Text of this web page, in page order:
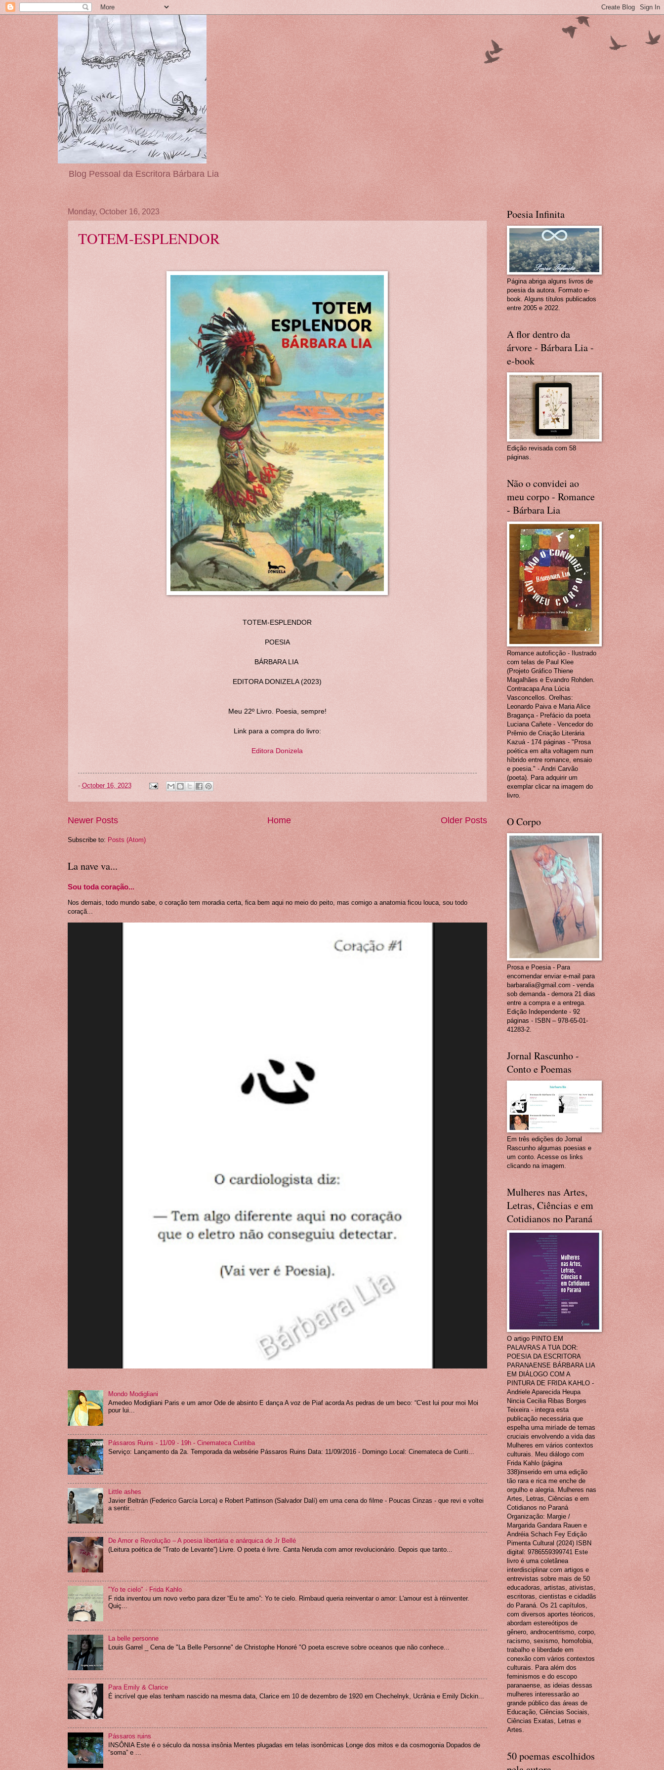
Blog Pessoal da Escritora Bárbara Lia
Monday, October 16, 2023
TOTEM-ESPLENDOR
TOTEM-ESPLENDOR
POESIA
BÁRBARA LIA
EDITORA DONIZELA (2023)
Meu 22º Livro. Poesia, sempre!
Link para a compra do livro:
Editora Donizela
- October 16, 2023
Newer Posts Older Posts
Home
Subscribe to: Posts (Atom)
La nave va...
Sou toda coração...
Nos demais, todo mundo sabe, o coração tem moradia certa, fica bem aqui no meio do peito, mas comigo a anatomia ficou louca, sou todo
coraçã...
Mondo Modigliani
Amedeo Modigliani Paris e um amor Ode de absinto E dança A voz de Piaf acorda As pedras de um beco: “C'est lui pour moi Moi
pour lui...
Pássaros Ruins - 11/09 - 19h - Cinemateca Curitiba
Serviço: Lançamento da 2a. Temporada da websérie Pássaros Ruins Data: 11/09/2016 - Domingo Local: Cinemateca de Curiti...
Little ashes
Javier Beltrán (Federico García Lorca) e Robert Pattinson (Salvador Dalí) em uma cena do filme - Poucas Cinzas - que revi e voltei
a sentir...
De Amor e Revolução – A poesia libertária e anárquica de Jr Bellé
(Leitura poética de “Trato de Levante”) Livre. O poeta é livre. Canta Neruda com amor revolucionário. Depois que tanto...
"Yo te cielo" - Frida Kahlo
F rida inventou um novo verbo para dizer “Eu te amo”: Yo te cielo. Rimbaud queria reinventar o amor: L'amour est à réinventer.
Quiç...
La belle personne
Louis Garrel _ Cena de "La Belle Personne" de Christophe Honoré "O poeta escreve sobre oceanos que não conhece...
Para Emily & Clarice
É incrível que elas tenham nascido na mesma data, Clarice em 10 de dezembro de 1920 em Chechelnyk, Ucrânia e Emily Dickin...
Pássaros ruins
INSÔNIA Este é o século da nossa insônia Mentes plugadas em telas isonômicas Longe dos mitos e da cosmogonia Dopados de
“soma” e ...
Poesia Infinita
Página abriga alguns livros de
poesia da autora. Formato e-
book. Alguns títulos publicados
entre 2005 e 2022.
A flor dentro da
árvore - Bárbara Lia -
e-book
Edição revisada com 58
páginas.
Não o convidei ao
meu corpo - Romance
- Bárbara Lia
Romance autoficção - Ilustrado
com telas de Paul Klee
(Projeto Gráfico Thiene
Magalhães e Evandro Rohden.
Contracapa Ana Lúcia
Vasconcellos. Orelhas:
Leonardo Paiva e Maria Alice
Bragança - Prefácio da poeta
Luciana Cañete - Vencedor do
Prêmio de Criação Literária
Kazuá - 174 páginas - "Prosa
poética em alta voltagem num
híbrido entre romance, ensaio
e poesia." - Andri Carvão
(poeta). Para adquirir um
exemplar clicar na imagem do
livro.
O Corpo
Prosa e Poesia - Para
encomendar enviar e-mail para
barbaralia@gmail.com - venda
sob demanda - demora 21 dias
entre a compra e a entrega.
Edição Independente - 92
páginas - ISBN – 978-65-01-
41283-2.
Jornal Rascunho -
Conto e Poemas
Em três edições do Jornal
Rascunho algumas poesias e
um conto. Acesse os links
clicando na imagem.
Mulheres nas Artes,
Letras, Ciências e em
Cotidianos no Paraná
O artigo PINTO EM
PALAVRAS A TUA DOR:
POESIA DA ESCRITORA
PARANAENSE BÁRBARA LIA
EM DIÁLOGO COM A
PINTURA DE FRIDA KAHLO -
Andriele Aparecida Heupa
Nincia Cecilia Ribas Borges
Teixeira - integra esta
publicação necessária que
espelha uma miríade de temas
cruciais envolvendo a vida das
Mulheres em vários contextos
culturais. Meu diálogo com
Frida Kahlo (página
338)inserido em uma edição
tão rara e rica me enche de
orgulho e alegria. Mulheres nas
Artes, Letras, Ciências e em
Cotidianos no Paraná
Organização: Margie /
Margarida Gandara Rauen e
Andréia Schach Fey Edição
Pimenta Cultural (2024) ISBN
digital: 9786559399741 Este
livro é uma coletânea
interdisciplinar com artigos e
entrevistas sobre mais de 50
educadoras, artistas, ativistas,
escritoras, cientistas e cidadãs
do Paraná. Os 21 capítulos,
com diversos aportes téoricos,
abordam estereótipos de
gênero, androcentrismo, corpo,
racismo, sexismo, homofobia,
trabalho e liberdade em
conexão com vários contextos
culturais. Para além dos
feminismos e do escopo
paranaense, as ideias dessas
mulheres interessarão ao
grande público das áreas de
Educação, Ciências Sociais,
Ciências Exatas, Letras e
Artes.
50 poemas escolhidos